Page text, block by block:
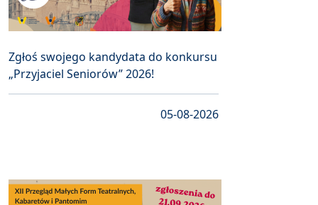
Zgłoś swojego kandydata do konkursu
„Przyjaciel Seniorów” 2026!
05-08-2026